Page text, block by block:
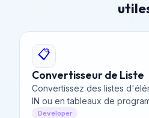
📋
Convertisseur de Liste
Convertissez des listes
IN ou en tableaux de
Developer